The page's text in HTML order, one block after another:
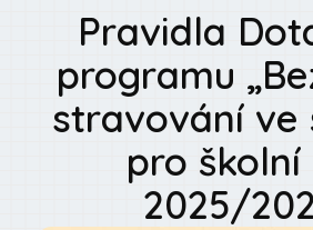
Pravidla
programu
stravování ve
pro školní
2025/